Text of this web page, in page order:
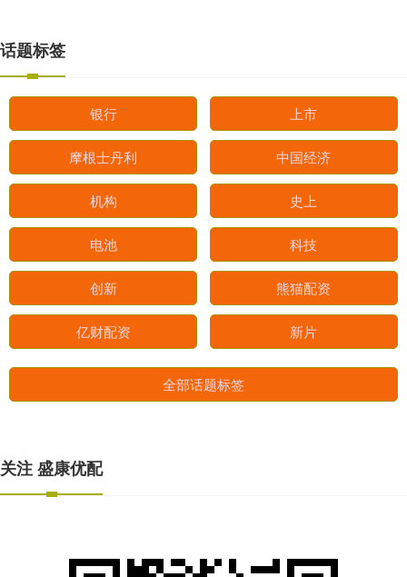
话题标签
银行 上市
摩根士丹利 中国经济
机构 史上
电池 科技
创新 熊猫配资
亿财配资 新片
全部话题标签
关注 盛康优配